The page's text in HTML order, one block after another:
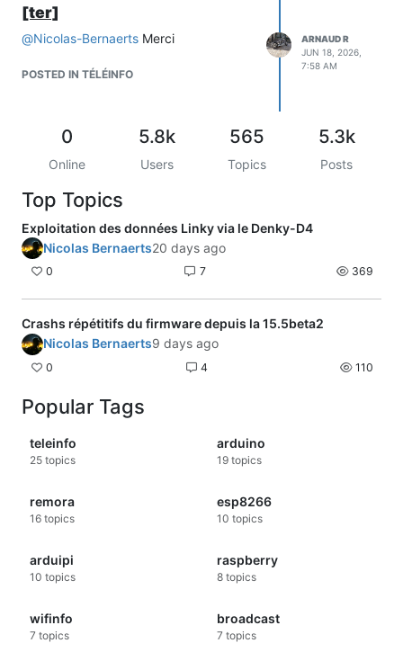
[ter]
@Nicolas-Bernaerts Merci
POSTED IN TÉLÉINFO
ARNAUD R
JUN 18, 2026,
7:58 AM
0
Online
5.8k
Users
565
Topics
5.3k
Posts
Top Topics
Exploitation des données Linky via le Denky-D4
Nicolas Bernaerts20 days ago
0 7 369
Crashs répétitifs du firmware depuis la 15.5beta2
Nicolas Bernaerts9 days ago
0 4 110
Popular Tags
teleinfo
25 topics
arduino
19 topics
remora
16 topics
esp8266
10 topics
arduipi
10 topics
raspberry
8 topics
wifinfo
7 topics
broadcast
7 topics